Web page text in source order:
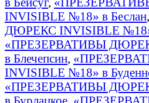
INVISIBLE №18» в Беслан,
ДЮРЕКС INVISIBLE №18»
«ПРЕЗЕРВАТИВЫ
в Блечепсин,
INVISIBLE №18» в
«ПРЕЗЕРВАТИВЫ
в Бурлацкое,